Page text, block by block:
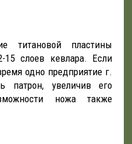
титановой пластины
слоев кевлара. Если
одно предприятие г.
патрон, увеличив его
ножа также